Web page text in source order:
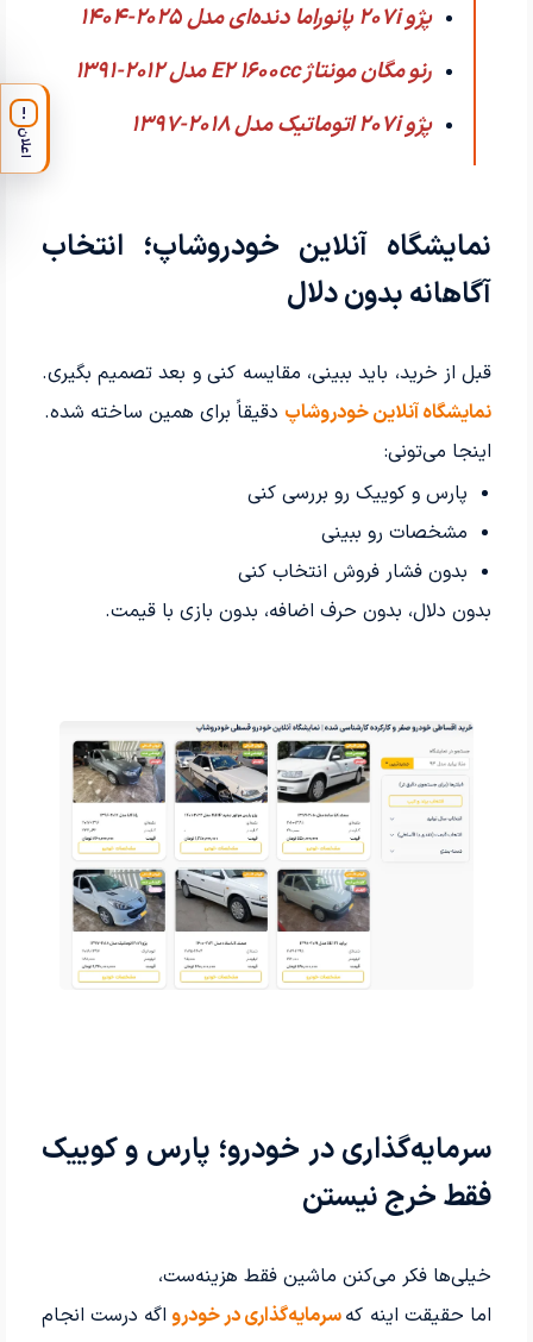
پژو 207i پانوراما دنده‌ای مدل 2025-1404
رنو مگان مونتاژ E2 1600cc مدل 2012-1391
پژو 207i اتوماتیک مدل 2018-1397
نمایشگاه آنلاین خودروشاپ؛ انتخاب
آگاهانه بدون دلال
قبل از خرید، باید ببینی، مقایسه کنی و بعد تصمیم بگیری.
نمایشگاه آنلاین خودروشاپ دقیقاً برای همین ساخته شده.
اینجا می‌تونی:
پارس و کوییک رو بررسی کنی
مشخصات رو ببینی
بدون فشار فروش انتخاب کنی
بدون دلال، بدون حرف اضافه، بدون بازی با قیمت.
سرمایه‌گذاری در خودرو؛ پارس و کوییک
فقط خرج نیستن
خیلی‌ها فکر می‌کنن ماشین فقط هزینه‌ست،
اما حقیقت اینه کهسرمایه‌گذاری در خودرو اگه درست انجام
!
اعلان